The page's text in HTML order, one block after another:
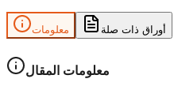
معلومات أوراق ذات صلة
معلومات المقال